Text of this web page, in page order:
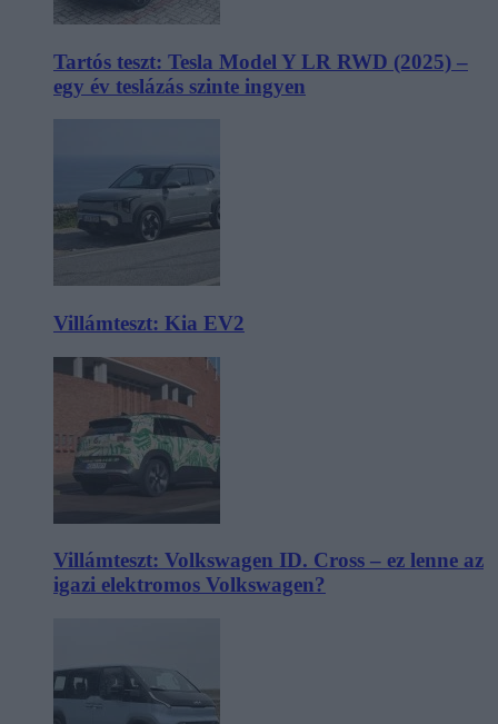
Tartós teszt: Tesla Model Y LR RWD (2025) –
egy év teslázás szinte ingyen
Villámteszt: Kia EV2
Villámteszt: Volkswagen ID. Cross – ez lenne az
igazi elektromos Volkswagen?